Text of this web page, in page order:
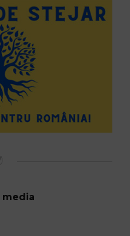
media